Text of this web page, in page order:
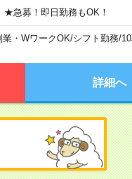
急募！即日勤務もOK！
業・WワークOK/シフト勤務/
詳細へ